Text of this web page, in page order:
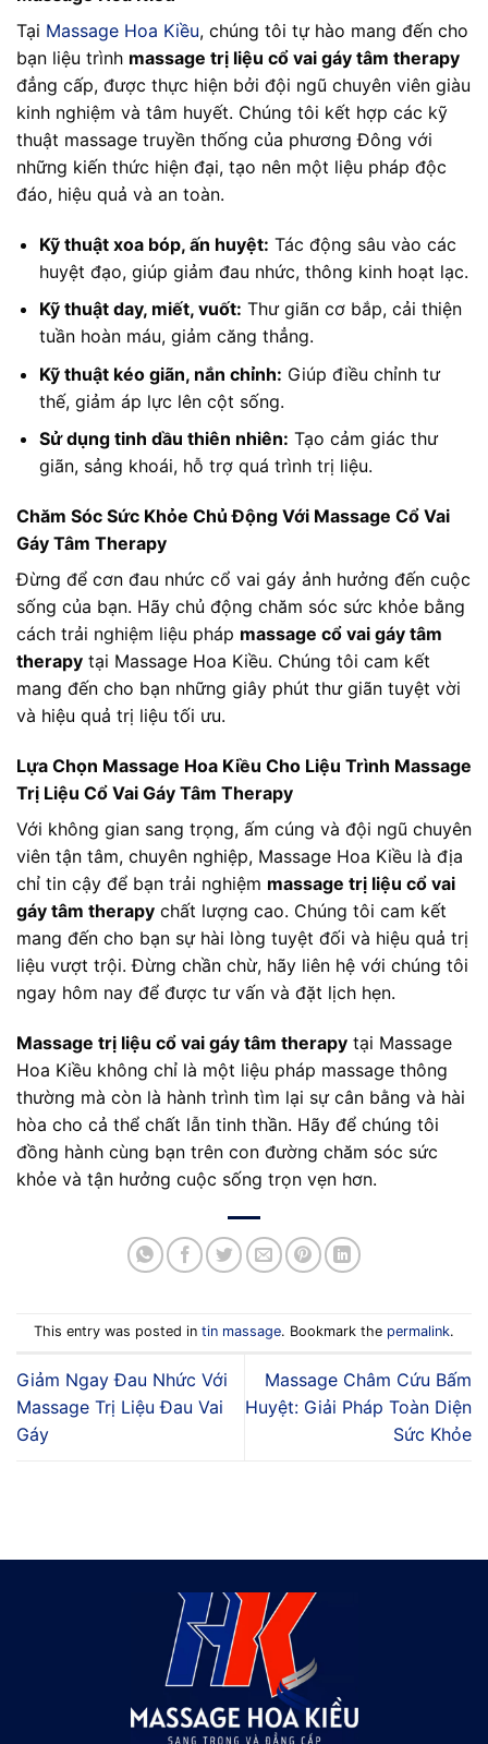
Tại Massage Hoa Kiều, chúng tôi tự hào mang đến cho
bạn liệu trình massage trị liệu cổ vai gáy tâm therapy
đẳng cấp, được thực hiện bởi đội ngũ chuyên viên giàu
kinh nghiệm và tâm huyết. Chúng tôi kết hợp các kỹ
thuật massage truyền thống của phương Đông với
những kiến thức hiện đại, tạo nên một liệu pháp độc
đáo, hiệu quả và an toàn.
Kỹ thuật xoa bóp, ấn huyệt: Tác động sâu vào các
huyệt đạo, giúp giảm đau nhức, thông kinh hoạt lạc.
Kỹ thuật day, miết, vuốt: Thư giãn cơ bắp, cải thiện
tuần hoàn máu, giảm căng thẳng.
Kỹ thuật kéo giãn, nắn chỉnh: Giúp điều chỉnh tư
thế, giảm áp lực lên cột sống.
Sử dụng tinh dầu thiên nhiên: Tạo cảm giác thư
giãn, sảng khoái, hỗ trợ quá trình trị liệu.
Chăm Sóc Sức Khỏe Chủ Động Với Massage Cổ Vai
Gáy Tâm Therapy
Đừng để cơn đau nhức cổ vai gáy ảnh hưởng đến cuộc
sống của bạn. Hãy chủ động chăm sóc sức khỏe bằng
cách trải nghiệm liệu pháp massage cổ vai gáy tâm
therapy tại Massage Hoa Kiều. Chúng tôi cam kết
mang đến cho bạn những giây phút thư giãn tuyệt vời
và hiệu quả trị liệu tối ưu.
Lựa Chọn Massage Hoa Kiều Cho Liệu Trình Massage
Trị Liệu Cổ Vai Gáy Tâm Therapy
Với không gian sang trọng, ấm cúng và đội ngũ chuyên
viên tận tâm, chuyên nghiệp, Massage Hoa Kiều là địa
chỉ tin cậy để bạn trải nghiệm massage trị liệu cổ vai
gáy tâm therapy chất lượng cao. Chúng tôi cam kết
mang đến cho bạn sự hài lòng tuyệt đối và hiệu quả trị
liệu vượt trội. Đừng chần chừ, hãy liên hệ với chúng tôi
ngay hôm nay để được tư vấn và đặt lịch hẹn.
Massage trị liệu cổ vai gáy tâm therapy tại Massage
Hoa Kiều không chỉ là một liệu pháp massage thông
thường mà còn là hành trình tìm lại sự cân bằng và hài
hòa cho cả thể chất lẫn tinh thần. Hãy để chúng tôi
đồng hành cùng bạn trên con đường chăm sóc sức
khỏe và tận hưởng cuộc sống trọn vẹn hơn.
This entry was posted in tin massage. Bookmark the permalink.
Giảm Ngay Đau Nhức Với
Massage Trị Liệu Đau Vai
Gáy
Massage Châm Cứu Bấm
Huyệt: Giải Pháp Toàn Diện
Sức Khỏe